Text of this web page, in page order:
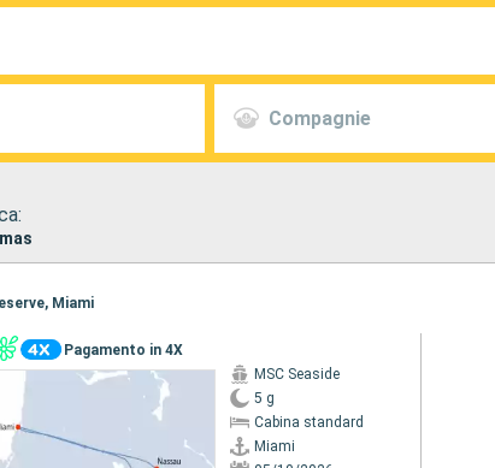
Compagnie
Miami
Pagamento in 4X
MSC Seaside
5 g
Cabina standard
Miami